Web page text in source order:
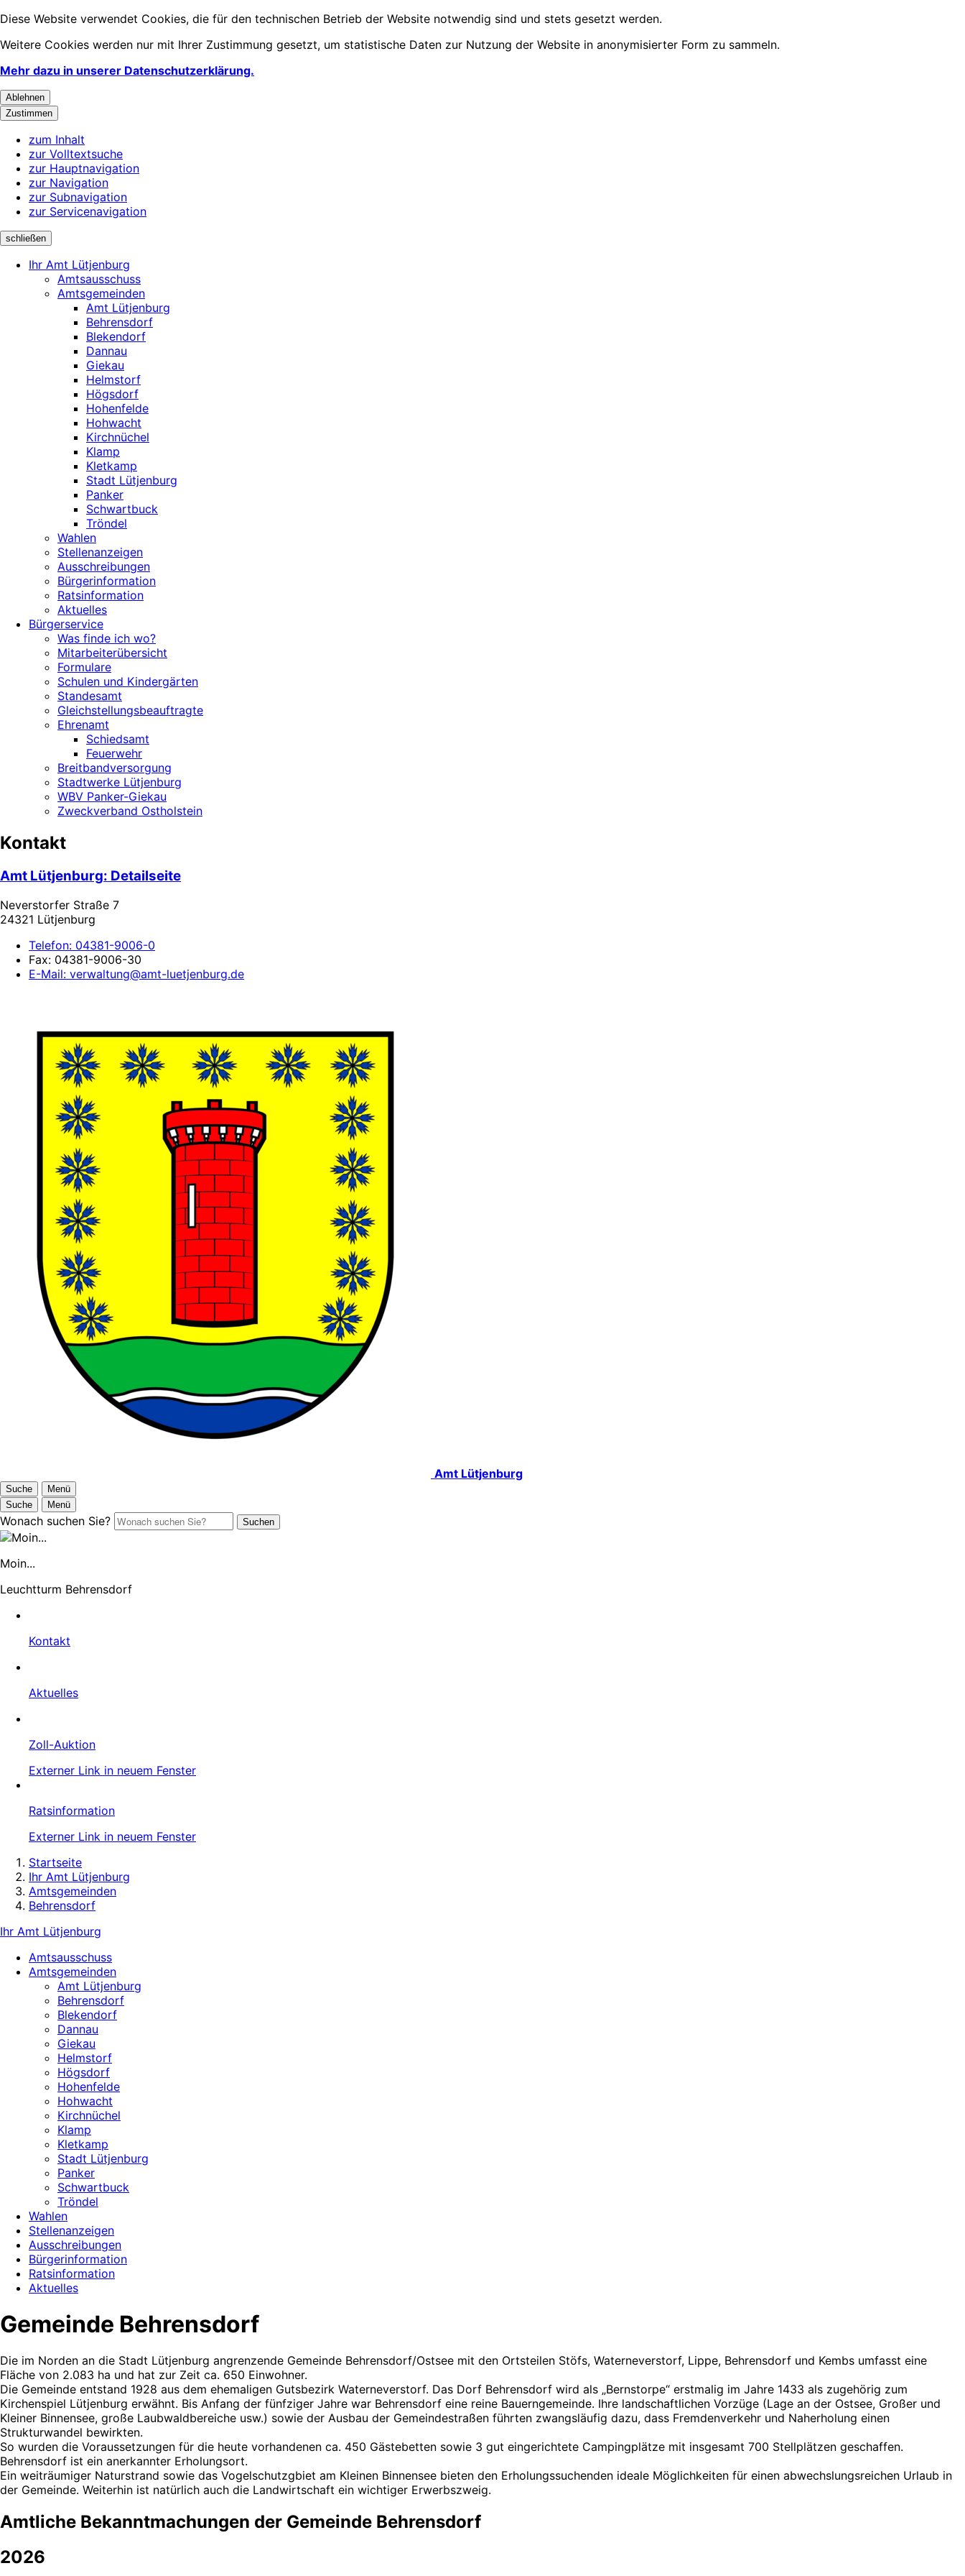
Diese Website verwendet Cookies, die für den technischen Betrieb der Website notwendig sind und stets gesetzt werden.
Weitere Cookies werden nur mit Ihrer Zustimmung gesetzt, um statistische Daten zur Nutzung der Website in anonymisierter Form zu sammeln.
Mehr dazu in unserer Datenschutzerklärung.
Ablehnen
Zustimmen
zum Inhalt
zur Volltextsuche
zur Hauptnavigation
zur Navigation
zur Subnavigation
zur Servicenavigation
schließen
Ihr Amt Lütjenburg
Amtsausschuss
Amtsgemeinden
Amt Lütjenburg
Behrensdorf
Blekendorf
Dannau
Giekau
Helmstorf
Högsdorf
Hohenfelde
Hohwacht
Kirchnüchel
Klamp
Kletkamp
Stadt Lütjenburg
Panker
Schwartbuck
Tröndel
Wahlen
Stellenanzeigen
Ausschreibungen
Bürgerinformation
Ratsinformation
Aktuelles
Bürgerservice
Was finde ich wo?
Mitarbeiterübersicht
Formulare
Schulen und Kindergärten
Standesamt
Gleichstellungsbeauftragte
Ehrenamt
Schiedsamt
Feuerwehr
Breitbandversorgung
Stadtwerke Lütjenburg
WBV Panker-Giekau
Zweckverband Ostholstein
Kontakt
Amt Lütjenburg: Detailseite
Neverstorfer Straße 7
24321 Lütjenburg
Telefon: 04381-9006-0
Fax: 04381-9006-30
E-Mail: verwaltung@amt-luetjenburg.de
Amt Lütjenburg
Suche
Menü
Suche
Menü
Wonach suchen Sie? Suchen
Moin...
Leuchtturm Behrensdorf
Kontakt
Aktuelles
Zoll-Auktion
Externer Link in neuem Fenster
Ratsinformation
Externer Link in neuem Fenster
Startseite
Ihr Amt Lütjenburg
Amtsgemeinden
Behrensdorf
Ihr Amt Lütjenburg
Amtsausschuss
Amtsgemeinden
Amt Lütjenburg
Behrensdorf
Blekendorf
Dannau
Giekau
Helmstorf
Högsdorf
Hohenfelde
Hohwacht
Kirchnüchel
Klamp
Kletkamp
Stadt Lütjenburg
Panker
Schwartbuck
Tröndel
Wahlen
Stellenanzeigen
Ausschreibungen
Bürgerinformation
Ratsinformation
Aktuelles
Gemeinde Behrensdorf
Die im Norden an die Stadt Lütjenburg angrenzende Gemeinde Behrensdorf/Ostsee mit den Ortsteilen Stöfs, Waterneverstorf, Lippe, Behrensdorf und Kembs umfasst eine
Fläche von 2.083 ha und hat zur Zeit ca. 650 Einwohner.
Die Gemeinde entstand 1928 aus dem ehemaligen Gutsbezirk Waterneverstorf. Das Dorf Behrensdorf wird als „Bernstorpe“ erstmalig im Jahre 1433 als zugehörig zum
Kirchenspiel Lütjenburg erwähnt. Bis Anfang der fünfziger Jahre war Behrensdorf eine reine Bauerngemeinde. Ihre landschaftlichen Vorzüge (Lage an der Ostsee, Großer und
Kleiner Binnensee, große Laubwaldbereiche usw.) sowie der Ausbau der Gemeindestraßen führten zwangsläufig dazu, dass Fremdenverkehr und Naherholung einen
Strukturwandel bewirkten.
So wurden die Voraussetzungen für die heute vorhandenen ca. 450 Gästebetten sowie 3 gut eingerichtete Campingplätze mit insgesamt 700 Stellplätzen geschaffen.
Behrensdorf ist ein anerkannter Erholungsort.
Ein weiträumiger Naturstrand sowie das Vogelschutzgbiet am Kleinen Binnensee bieten den Erholungssuchenden ideale Möglichkeiten für einen abwechslungsreichen Urlaub in
der Gemeinde. Weiterhin ist natürlich auch die Landwirtschaft ein wichtiger Erwerbszweig.
Amtliche Bekanntmachungen der Gemeinde Behrensdorf
2026